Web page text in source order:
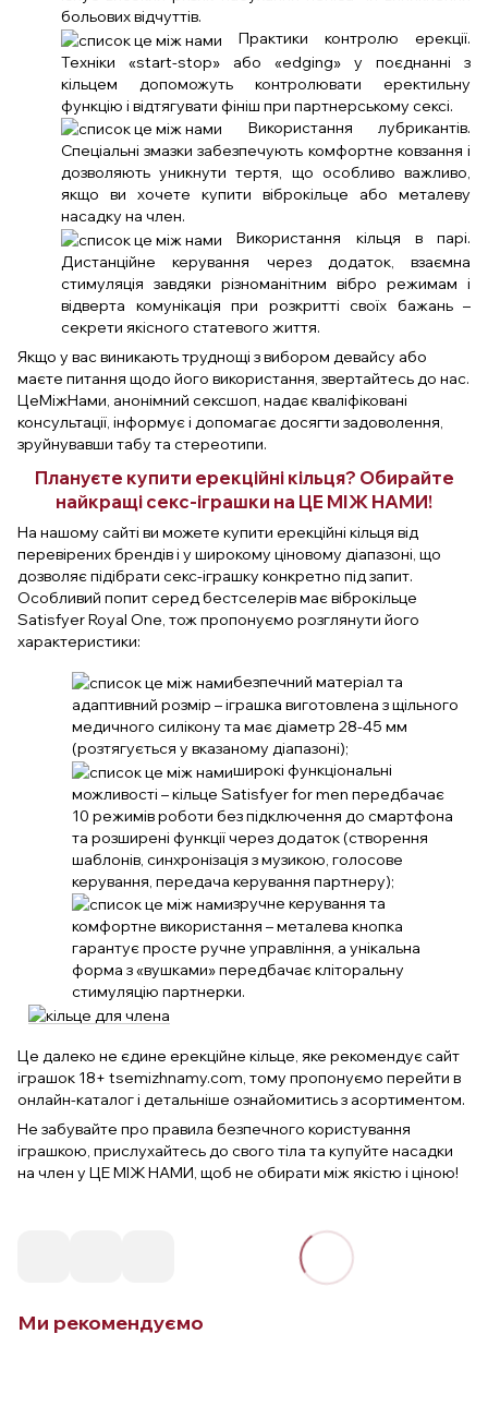
больових відчуттів.
Практики контролю ерекції.
Техніки «start-stop» або «edging» у поєднанні з
кільцем допоможуть контролювати еректильну
функцію і відтягувати фініш при партнерському сексі.
Використання лубрикантів.
Спеціальні змазки забезпечують комфортне ковзання і
дозволяють уникнути тертя, що особливо важливо,
якщо ви хочете купити віброкільце або металеву
насадку на член.
Використання кільця в парі.
Дистанційне керування через додаток, взаємна
стимуляція завдяки різноманітним вібро режимам і
відверта комунікація при розкритті своїх бажань –
секрети якісного статевого життя.
Якщо у вас виникають труднощі з вибором девайсу або
маєте питання щодо його використання, звертайтесь до нас.
ЦеМіжНами, анонімний сексшоп, надає кваліфіковані
консультації, інформує і допомагає досягти задоволення,
зруйнувавши табу та стереотипи.
Плануєте купити ерекційні кільця? Обирайте
найкращі секс-іграшки на ЦЕ МІЖ НАМИ!
На нашому сайті ви можете купити ерекційні кільця від
перевірених брендів і у широкому ціновому діапазоні, що
дозволяє підібрати секс-іграшку конкретно під запит.
Особливий попит серед бестселерів має віброкільце
Satisfyer Royal One, тож пропонуємо розглянути його
характеристики:
безпечний матеріал та
адаптивний розмір – іграшка виготовлена з щільного
медичного силікону та має діаметр 28-45 мм
(розтягується у вказаному діапазоні);
широкі функціональні
можливості – кільце Satisfyer for men передбачає
10 режимів роботи без підключення до смартфона
та розширені функції через додаток (створення
шаблонів, синхронізація з музикою, голосове
керування, передача керування партнеру);
зручне керування та
комфортне використання – металева кнопка
гарантує просте ручне управління, а унікальна
форма з «вушками» передбачає кліторальну
стимуляцію партнерки.
Це далеко не єдине ерекційне кільце, яке рекомендує сайт
іграшок 18+ tsemizhnamy.com, тому пропонуємо перейти в
онлайн-каталог і детальніше ознайомитись з асортиментом.
Не забувайте про правила безпечного користування
іграшкою, прислухайтесь до свого тіла та купуйте насадки
на член у ЦЕ МІЖ НАМИ, щоб не обирати між якістю і ціною!
Ми рекомендуємо